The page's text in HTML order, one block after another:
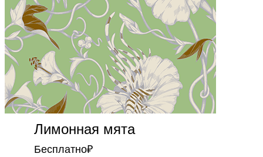
Лимонная мята
Бесплатно₽